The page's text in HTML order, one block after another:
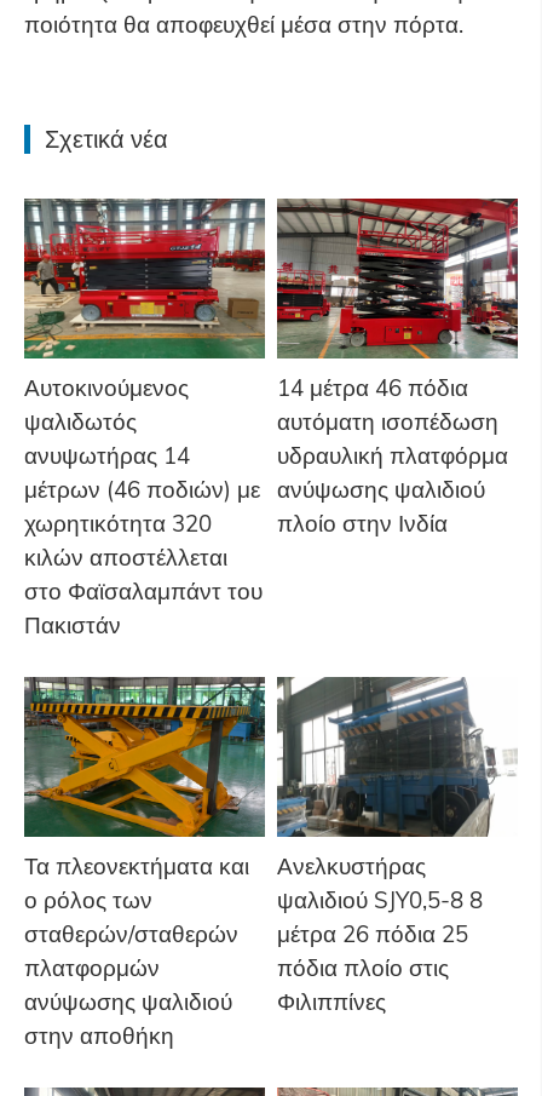
ποιότητα θα αποφευχθεί μέσα στην πόρτα.
Σχετικά νέα
Αυτοκινούμενος
ψαλιδωτός
ανυψωτήρας 14
μέτρων (46 ποδιών) με
χωρητικότητα 320
κιλών αποστέλλεται
στο Φαϊσαλαμπάντ του
Πακιστάν
14 μέτρα 46 πόδια
αυτόματη ισοπέδωση
υδραυλική πλατφόρμα
ανύψωσης ψαλιδιού
πλοίο στην Ινδία
Τα πλεονεκτήματα και
ο ρόλος των
σταθερών/σταθερών
πλατφορμών
ανύψωσης ψαλιδιού
στην αποθήκη
Ανελκυστήρας
ψαλιδιού SJY0,5-8 8
μέτρα 26 πόδια 25
πόδια πλοίο στις
Φιλιππίνες